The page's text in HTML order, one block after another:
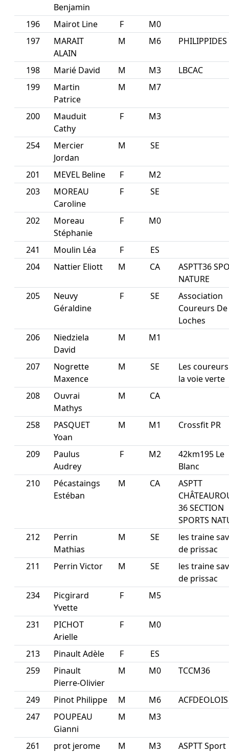
Benjamin
196 Mairot Line F
M0
197
MARAIT
ALAIN
M M6 PHILIPPIDES
198 Marié David M M3
LBCAC
199
Martin
Patrice
M M7
200
Mauduit
Cathy
F M3
254
Mercier
Jordan
M SE
201 MEVEL Beline F
M2
203
MOREAU
Caroline
F SE
202
Moreau
Stéphanie
F M0
241 Moulin Léa F
ES
204
Nattier Eliott M CA
ASPTT36
NATURE
205
Neuvy
Géraldine
F SE
Association
Coureurs De
Loches
206
Niedziela
David
M M1
207
Nogrette
Maxence
M SE
Les
la voie verte
208
Ouvrai
Mathys
M CA
258
PASQUET
Yoan
M M1 Crossfit PR
209
Paulus
Audrey
F M2
42km195 Le
Blanc
210
Pécastaings
Estéban
M CA
ASPTT
36 SECTION
SPORTS
212
Perrin
Mathias
M SE
les traine
de prissac
211
Perrin Victor M SE
les traine
de prissac
234
Picgirard
Yvette
F M5
231
PICHOT
Arielle
F M0
213 Pinault Adèle F
ES
259
Pinault
Pierre-Olivier
M M0 TCCM36
249 Pinot Philippe M M6
ACFDEOLOIS
247
POUPEAU
Gianni
M M3
261 prot jerome M M3
ASPTT Sport